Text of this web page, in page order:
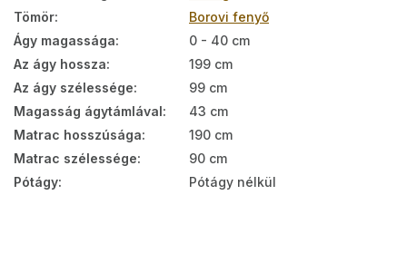
Tömör:
Borovi fenyő
Ágy magassága:
0 - 40 cm
Az ágy hossza:
199 cm
Az ágy szélessége:
99 cm
Magasság ágytámlával:
43 cm
Matrac hosszúsága:
190 cm
Matrac szélessége:
90 cm
Pótágy: Pótágy nélkül